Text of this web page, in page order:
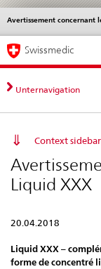
Navigation
directe:
actualités,
bases
contact
Actualités & Mises à
Avertissement concernant
Service
Navigation
Swissmedic
Unternavigation
Context sidebar
Liquid XXX
20.04.2018
Liquid XXX –
forme de concentré